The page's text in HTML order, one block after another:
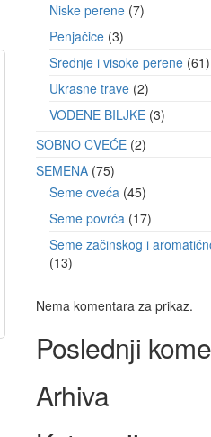
Niske perene 7
Penjačice 3
Srednje i visoke perene 61
Ukrasne trave 2
VODENE BILJKE 3
SOBNO CVEĆE 2
SEMENA 75
Seme cveća 45
Seme povrća 17
Seme začinskog i
13
Nema komentara za prikaz.
Poslednji
Arhiva